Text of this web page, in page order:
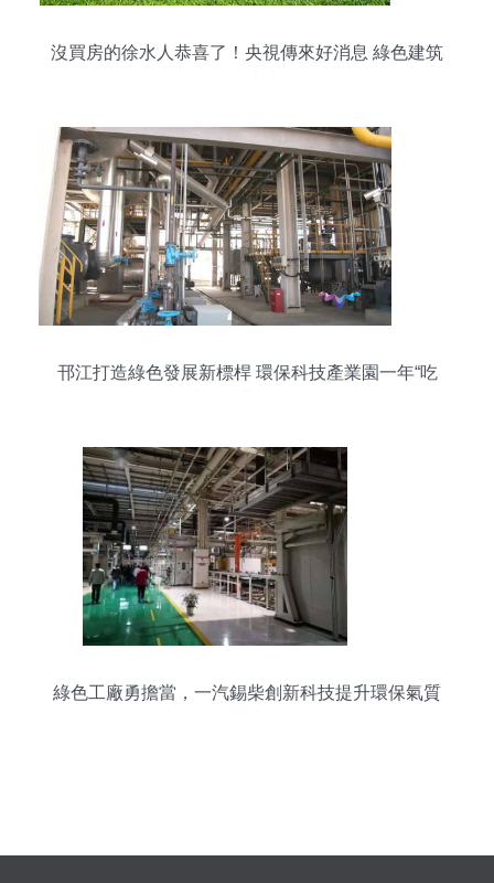
沒買房的徐水人恭喜了！央視傳來好消息 綠色建筑
邗江打造綠色發展新標桿 環保科技產業園一年“吃
綠色工廠勇擔當，一汽錫柴創新科技提升環保氣質